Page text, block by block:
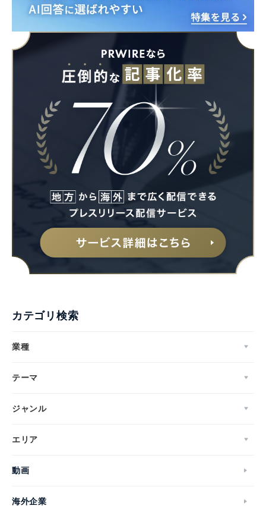
カテゴリ検索
業種
テーマ
ジャンル
エリア
動画
海外企業